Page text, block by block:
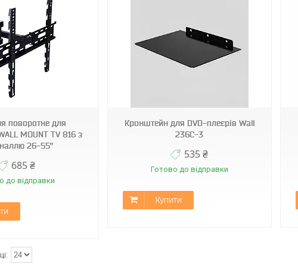
поворотне для
MOUNT TV 816 з
26-55"
685 ₴
до відправки
3
Кронштейн для DVD-плеєрів Wall
236С-3
535 ₴
Готово до відправки
Купити